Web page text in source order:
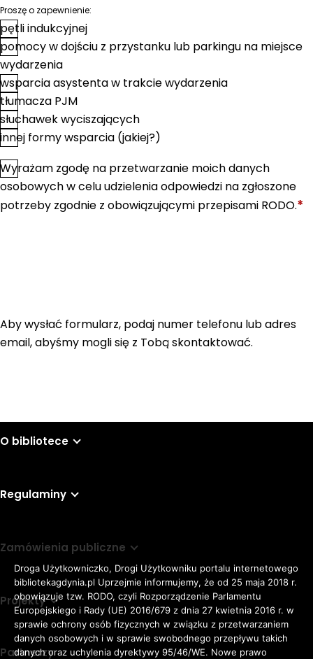
Proszę o zapewnienie:
pętli indukcyjnej
pomocy w dojściu z przystanku lub parkingu na miejsce
wydarzenia
wsparcia asystenta w trakcie wydarzenia
tłumacza PJM
słuchawek wyciszających
innej formy wsparcia (jakiej?)
Zgoda*
Wyrażam zgodę na przetwarzanie moich danych
osobowych w celu udzielenia odpowiedzi na zgłoszone
potrzeby zgodnie z obowiązującymi przepisami RODO.*
Aby wysłać formularz, podaj numer telefonu lub adres
email, abyśmy mogli się z Tobą skontaktować.
O bibliotece
Regulaminy
Zamówienia publiczne
Projekty
Partnerzy
Droga Użytkowniczko, Drogi Użytkowniku portalu internetowego
bibliotekagdynia.pl Uprzejmie informujemy, że od 25 maja 2018 r.
obowiązuje tzw. RODO, czyli Rozporządzenie Parlamentu
Europejskiego i Rady (UE) 2016/679 z dnia 27 kwietnia 2016 r. w
sprawie ochrony osób fizycznych w związku z przetwarzaniem
danych osobowych i w sprawie swobodnego przepływu takich
danych oraz uchylenia dyrektywy 95/46/WE. Nowe prawo